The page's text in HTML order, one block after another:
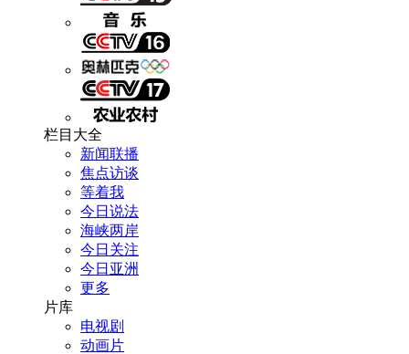
栏目大全
新闻联播
焦点访谈
等着我
今日说法
海峡两岸
今日关注
今日亚洲
更多
片库
电视剧
动画片